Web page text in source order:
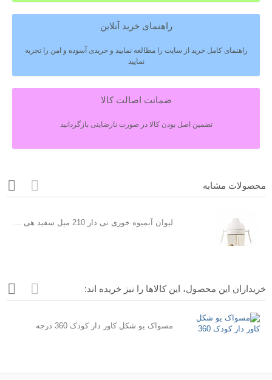
راهنمای خرید آنلاین
راهنمای کامل خرید از سایت را مطالعه نمایید و خریدی آسوده و امن را تجربه
نمایید
ضمانت اصالت کالا
تضمین اصل بودن کالا در صورت نارضایتی بازگردانید
محصولات مشابه
خریداران این محصول، این کالاها را نیز خریده اند:
مسواک یو شکل کاور دار کودک 360 درجه